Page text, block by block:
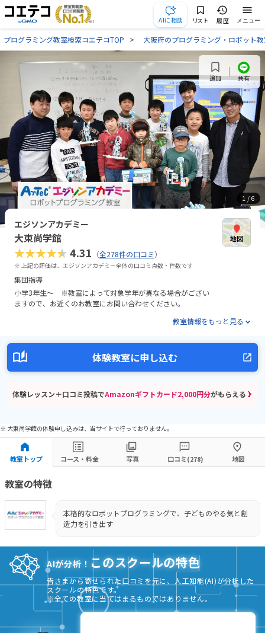
AIに相談 リスト 履歴 メニュー
プログラミング教室検索コエテコTOP 大阪府のプログラミング・ロボット
1 / 6
追加 共有
エジソンアカデミー
大東尚学館
★★★★★4.31 （全278件の口コミ）
※ 上記の評価は、エジソンアカデミー全体の口コミ点数・件数です
集団指導
小学3年生～ ※教室によって対象学年が異なる場合がござい
ますので、お近くのお教室にお問い合わせください。
教室情報をもっと見る
体験教室に申し込む
体験レッスン＋口コミ投稿でAmazonギフトカード2,000円分がもらえる！
※ 大東尚学館の体験申し込みは、当サイトで行っておりません。
教室トップ コース・料金 写真 口コミ(278) 地図
教室の特徴
本格的なロボットプログラミングで、子どものやる気と創
造力を引き出す
AIが分析！ このスクールの特色
皆さまから寄せられた口コミを元に、人工知能(AI)が分析した
スクールの特色です。
※全ての教室に当てはまるものではありません。